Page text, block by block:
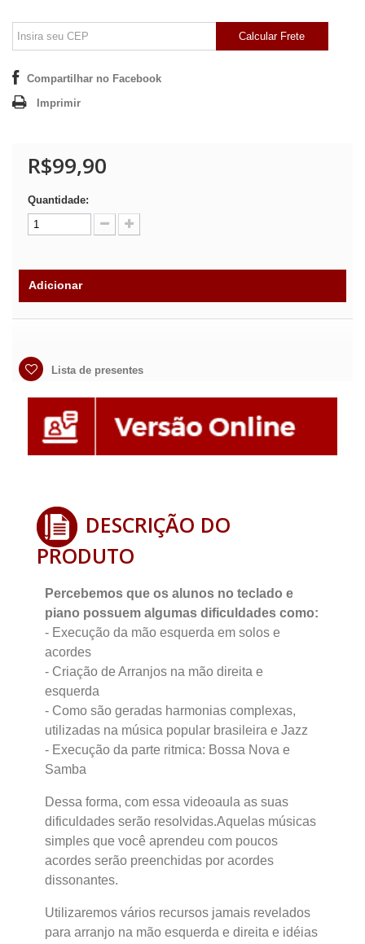
Calcular Frete
Compartilhar no Facebook
Imprimir
R$99,90
Quantidade:
Adicionar
Lista de presentes
DESCRIÇÃO DO
PRODUTO
Percebemos que os alunos no teclado e
piano possuem algumas dificuldades como:
- Execução da mão esquerda em solos e
acordes
- Criação de Arranjos na mão direita e
esquerda
- Como são geradas harmonias complexas,
utilizadas na música popular brasileira e Jazz
- Execução da parte ritmica: Bossa Nova e
Samba
Dessa forma, com essa videoaula as suas
dificuldades serão resolvidas.Aquelas músicas
simples que você aprendeu com poucos
acordes serão preenchidas por acordes
dissonantes.
Utilizaremos vários recursos jamais revelados
para arranjo na mão esquerda e direita e idéias